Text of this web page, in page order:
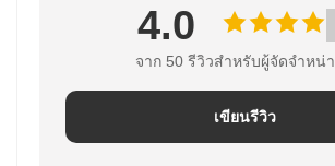
4.0
จาก 50 รีวิวสําหรับผู้จัดจําหน่
เขียนรีวิว